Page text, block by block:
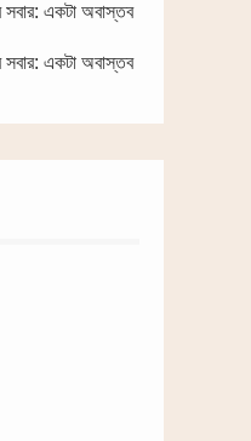
সবার: একটা অবাস্তব
সবার: একটা অবাস্তব